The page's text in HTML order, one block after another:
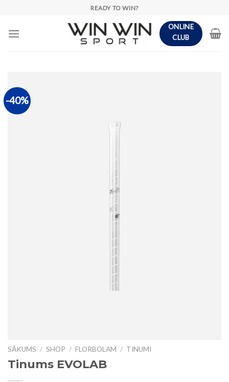
content
READY TO WIN?
ONLINE
CLUB
-40%
SĀKUMS / SHOP / FLORBOLAM / TINUMI
Tinums EVOLAB